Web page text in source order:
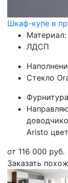
Шкаф-купе в
Материал:
ЛДСП
Стекло
Aristo
от 116 000 руб.
Заказать